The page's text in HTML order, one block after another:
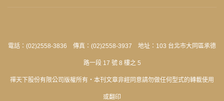
電話：(02)2558-3836 傳真：(02)2558-3937 地址：103 台北市大同區承德
路一段 17 號 8 樓之 5
禪天下股份有限公司版權所有‧本刊文章非經同意請勿做任何型式的轉載使用
或翻印